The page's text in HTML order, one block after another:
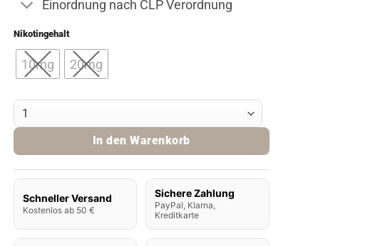
Einordnung nach CLP Verordnung
Nikotingehalt
10mg 20mg
Pod Salt Xtra Nikotinsalz Liquid - White Gummy Bear Menge
In den Warenkorb
Schneller Versand
Kostenlos ab 50 €
Sichere Zahlung
PayPal, Klarna,
Kreditkarte